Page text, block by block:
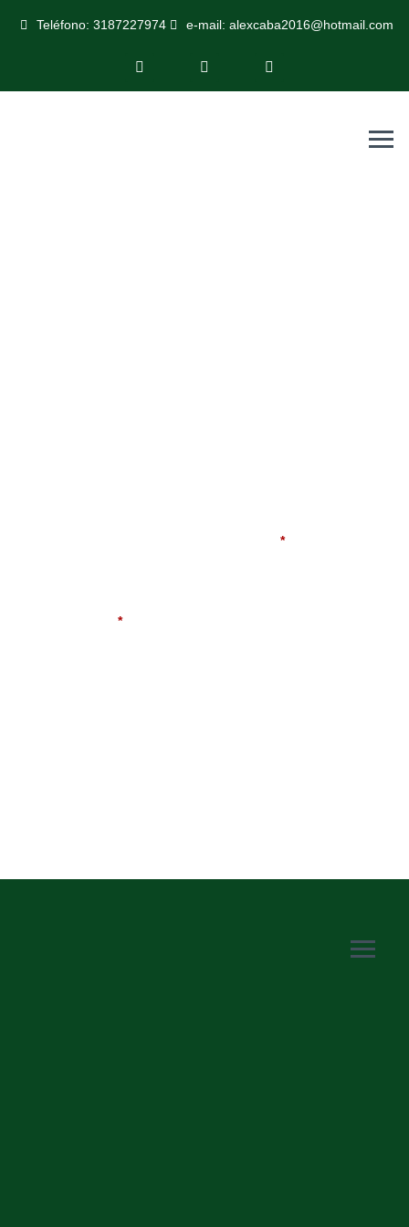
Teléfono: 3187227974 e-mail: alexcaba2016@hotmail.com